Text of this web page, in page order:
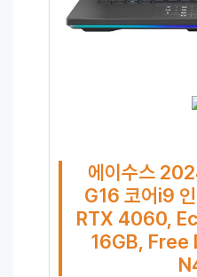
에이수스
G16 코어i9
RTX 4060,
16GB, Free